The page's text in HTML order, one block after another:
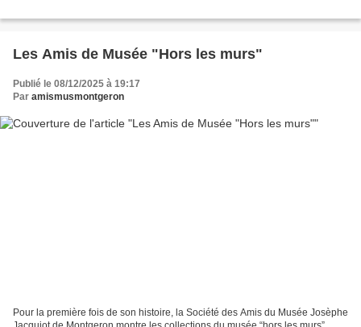
Les Amis de Musée "Hors les murs"
Publié le 08/12/2025 à 19:17
Par amismusmontgeron
Pour la première fois de son histoire, la Société des Amis du Musée Josèphe